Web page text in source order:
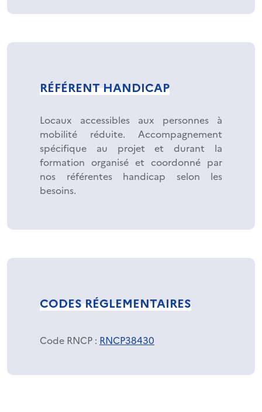
RÉFÉRENT HANDICAP
Locaux accessibles aux personnes à
mobilité réduite. Accompagnement
spécifique au projet et durant la
formation organisé et coordonné par
nos référentes handicap selon les
besoins.
CODES RÉGLEMENTAIRES
Code RNCP : RNCP38430